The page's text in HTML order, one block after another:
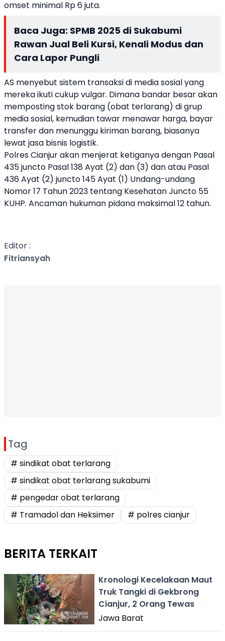
omset minimal Rp 6 juta.
Baca Juga: SPMB 2025 di Sukabumi
Rawan Jual Beli Kursi, Kenali Modus dan
Cara Lapor Pungli
AS menyebut sistem transaksi di media sosial yang
mereka ikuti cukup vulgar. Dimana bandar besar akan
memposting stok barang (obat terlarang) di grup
media sosial, kemudian tawar menawar harga, bayar
transfer dan menunggu kiriman barang, biasanya
lewat jasa bisnis logistik.
Polres Cianjur akan menjerat ketiganya dengan Pasal
435 juncto Pasal 138 Ayat (2) dan (3) dan atau Pasal
436 Ayat (2) juncto 145 Ayat (1) Undang-undang
Nomor 17 Tahun 2023 tentang Kesehatan Juncto 55
KUHP. Ancaman hukuman pidana maksimal 12 tahun.
Editor :
Fitriansyah
Tag
# sindikat obat terlarang
# sindikat obat terlarang sukabumi
# pengedar obat terlarang
# Tramadol dan Heksimer
# polres cianjur
BERITA TERKAIT
Kronologi Kecelakaan Maut
Truk Tangki di Gekbrong
Cianjur, 2 Orang Tewas
Jawa Barat